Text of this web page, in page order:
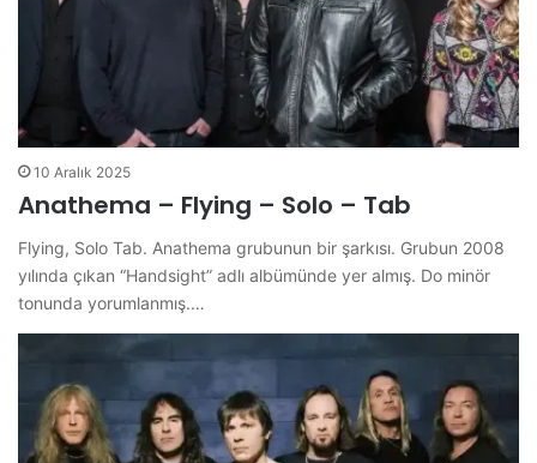
10 Aralık 2025
Anathema – Flying – Solo – Tab
Flying, Solo Tab. Anathema grubunun bir şarkısı. Grubun 2008
yılında çıkan “Handsight” adlı albümünde yer almış. Do minör
tonunda yorumlanmış.…